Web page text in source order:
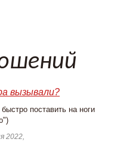
вызывали?
поставить на ноги
2022,